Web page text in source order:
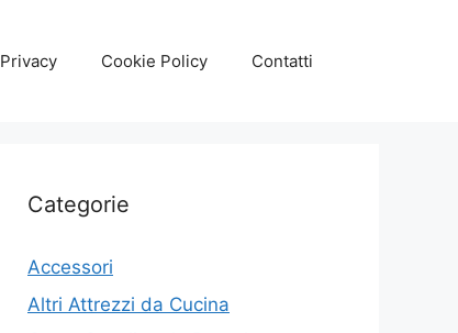
Privacy Cookie Policy Contatti
Categorie
Accessori
Altri Attrezzi da Cucina